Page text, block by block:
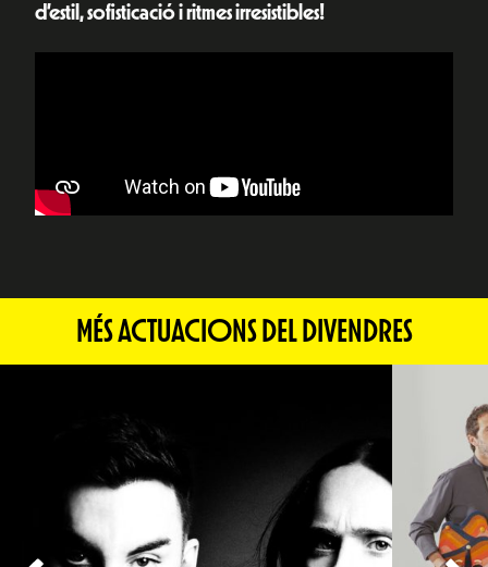
d’estil, sofisticació i ritmes irresistibles!
MÉS ACTUACIONS DEL DIVENDRES